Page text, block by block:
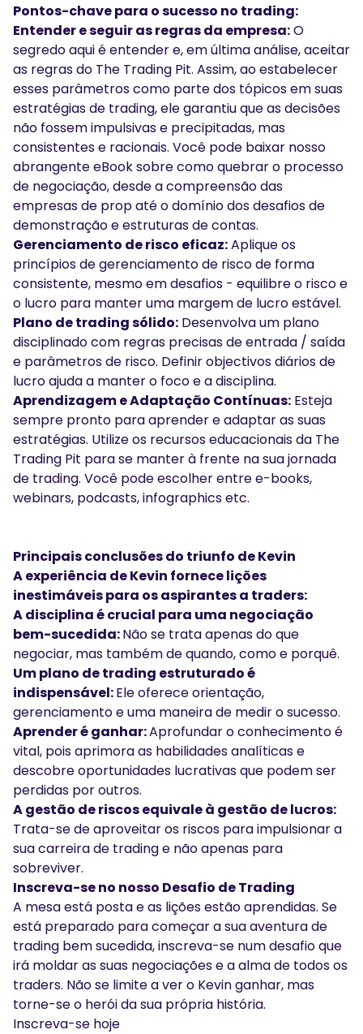
Pontos-chave para o sucesso no trading:
Entender e seguir as regras da empresa:O
segredo aqui é entender e, em última análise, aceitar
as regras do The Trading Pit. Assim, ao estabelecer
esses parâmetros como parte dos tópicos em suas
estratégias de trading, ele garantiu que as decisões
não fossem impulsivas e precipitadas, mas
consistentes e racionais. Você pode baixar nosso
abrangenteeBooksobre como quebrar o processo
de negociação, desde a compreensão das
empresas de prop até o domínio dos desafios de
demonstração e estruturas de contas.
Gerenciamento de risco eficaz:Aplique os
princípios de gerenciamento de risco de forma
consistente, mesmo em desafios - equilibre o risco e
o lucro para manter uma margem de lucro estável.
Plano de trading sólido: Desenvolva um plano
disciplinado com regras precisas de entrada / saída
e parâmetros de risco. Definir objectivos diários de
lucro ajuda a manter o foco e a disciplina.
Aprendizagem e Adaptação Contínuas: Esteja
sempre pronto para aprender e adaptar as suas
estratégias. Utilize os recursos educacionais da The
Trading Pit para se manter à frente na sua jornada
de trading. Você pode escolher entree-books,
webinars, podcasts,infographicsetc.
Principais conclusões do triunfo de Kevin
A experiência de Kevin fornece lições
inestimáveis para os aspirantes a traders:
A disciplina é crucial para uma negociação
bem-sucedida:Não se trata apenas do que
negociar, mas também de quando, como e porquê.
Um plano de trading estruturado é
indispensável:Ele oferece orientação,
gerenciamento e uma maneira de medir o sucesso.
Aprender é ganhar:Aprofundar o conhecimento é
vital, pois aprimora as habilidades analíticas e
descobre oportunidades lucrativas que podem ser
perdidas por outros.
A gestão de riscos equivale à gestão de lucros:
Trata-se de aproveitar os riscos para impulsionar a
sua carreira de trading e não apenas para
sobreviver.
Inscreva-se no nosso Desafio de Trading
A mesa está posta e as lições estão aprendidas. Se
está preparado para começar a sua aventura de
trading bem sucedida, inscreva-se num desafio que
irá moldar as suas negociações e a alma de todos os
traders. Não se limite a ver o Kevin ganhar, mas
torne-se o herói da sua própria história.
Inscreva-se hoje